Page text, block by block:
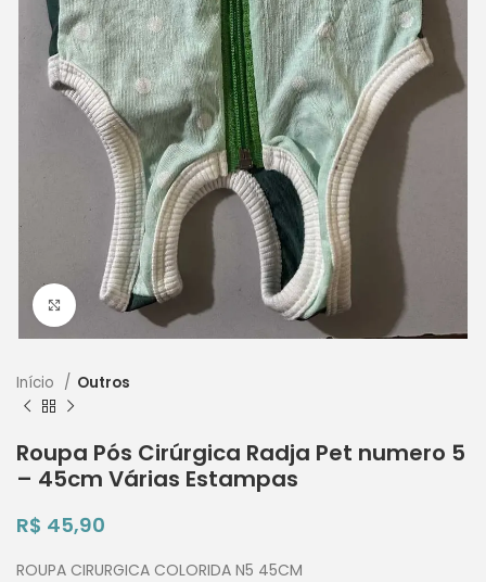
Clique para ampliar
Início Outros
Roupa Pós Cirúrgica Radja Pet numero 5
– 45cm Várias Estampas
R$ 45,90
ROUPA CIRURGICA COLORIDA N5 45CM